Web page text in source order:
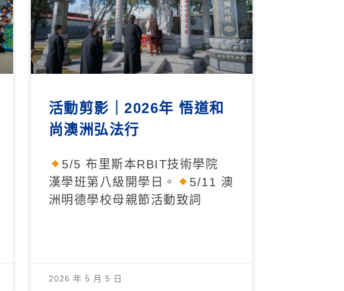
活動剪影｜2026年 悟道和
尚澳洲弘法行
5/5 布里斯本RBIT技術學院
漢學班第八級開學日。
5/11 澳
洲明德學校母親節活動致詞
2026 年 5 月 5 日